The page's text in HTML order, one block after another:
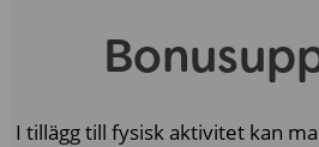
I tillägg till fysisk aktivitet kan